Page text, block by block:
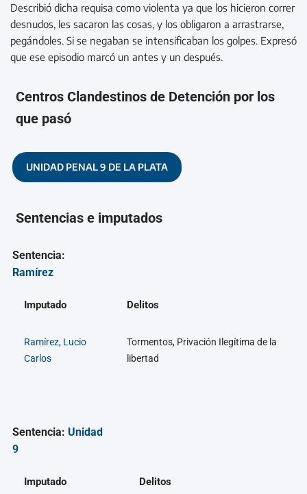
Describió dicha requisa como violenta ya que los hicieron correr
desnudos, les sacaron las cosas, y los obligaron a arrastrarse,
pegándoles. Si se negaban se intensificaban los golpes. Expresó
que ese episodio marcó un antes y un después.
Centros Clandestinos de Detención por los
que pasó
UNIDAD PENAL 9 DE LA PLATA
Sentencias e imputados
Sentencia:
Ramírez
Imputado Delitos
Ramírez, Lucio
Carlos
Tormentos, Privación Ilegítima de la
libertad
Sentencia: Unidad
9
Imputado Delitos